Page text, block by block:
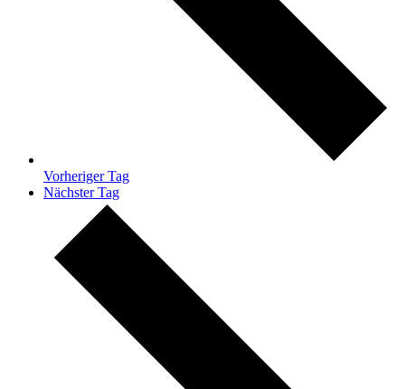
Vorheriger Tag
Nächster Tag